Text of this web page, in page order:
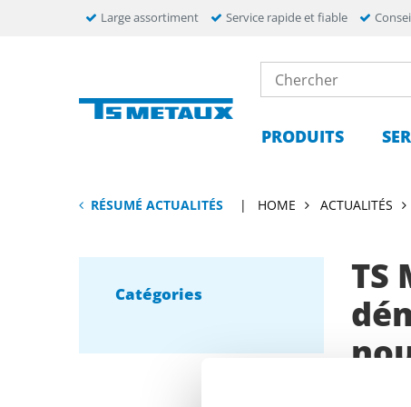
Large assortiment Service rapide et fiable
PRODUITS
RÉSUMÉ ACTUALITÉS HOME ACTUALITÉS
Catégories
TS